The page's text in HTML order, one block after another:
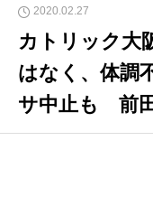
2020.02.27
カトリック大
はなく、体調
サ中止も 前